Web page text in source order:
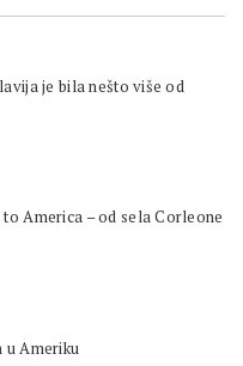
je bila nešto više od
America – od sela Corleone
u Ameriku